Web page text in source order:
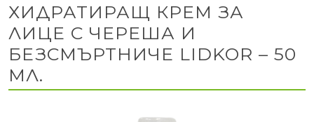
ХИДРАТИРАЩ КРЕМ ЗА
ЛИЦЕ С ЧЕРЕША И
БЕЗСМЪРТНИЧЕ LIDKOR – 50
МЛ.